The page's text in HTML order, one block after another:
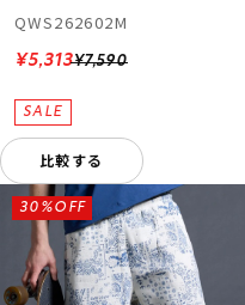
QWS262602M
¥7,590
¥5,313
比較する
30%OFF